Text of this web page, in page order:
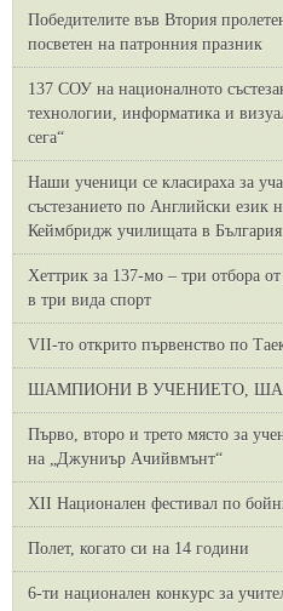
Победителите във Втория
посветен на патронния празник
137 СОУ на националното
технологии, информатика и
сега“
Наши ученици се класираха за
състезанието по Английски език
Кеймбридж училищата в България
Хеттрик за 137-мо – три отбора
в три вида спорт
VII-то открито първенство по
ШАМПИОНИ В УЧЕНИЕТО,
Първо, второ и трето място за
на „Джуниър Ачийвмънт“
XII Национален фестивал по
Полет, когато си на 14 години
6-ти национален конкурс за